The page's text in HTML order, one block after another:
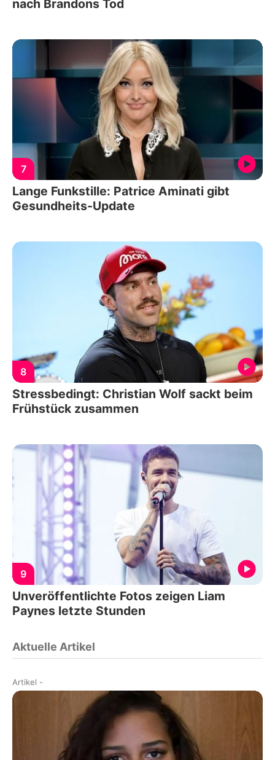
nach Brandons Tod
7
Lange Funkstille: Patrice Aminati gibt
Gesundheits-Update
8
Stressbedingt: Christian Wolf sackt beim
Frühstück zusammen
9
Unveröffentlichte Fotos zeigen Liam
Paynes letzte Stunden
Aktuelle Artikel
Artikel -